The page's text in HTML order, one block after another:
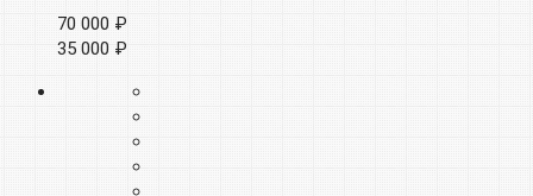
70 000 ₽
35 000 ₽